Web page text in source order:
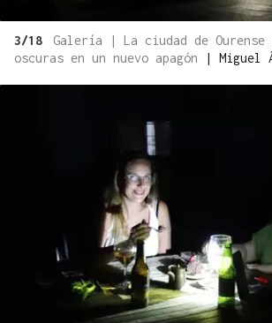
3/18
Galería | La ciudad de Ourense
oscuras en un nuevo apagón
| Miguel